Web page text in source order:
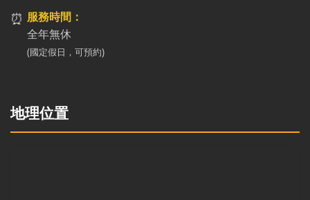
⏰ 服務時間：
全年無休
(國定假日，可預約)
地理位置